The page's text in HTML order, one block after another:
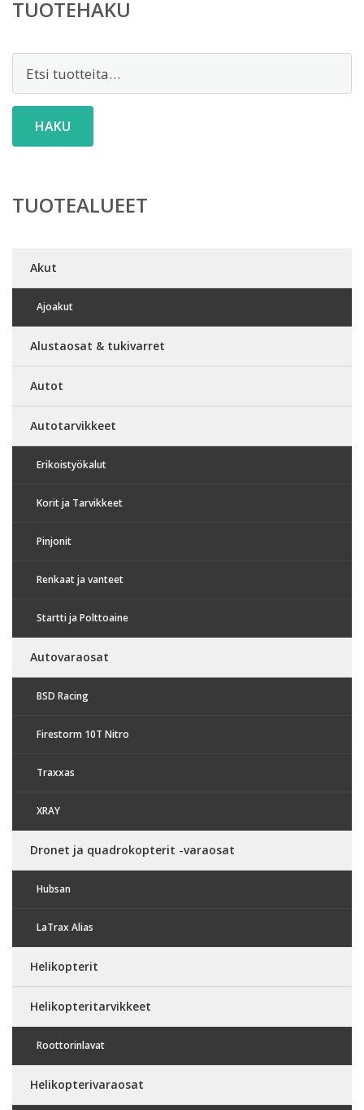
TUOTEHAKU
HAKU
TUOTEALUEET
Akut
Ajoakut
Alustaosat & tukivarret
Autot
Autotarvikkeet
Erikoistyökalut
Korit ja Tarvikkeet
Pinjonit
Renkaat ja vanteet
Startti ja Polttoaine
Autovaraosat
BSD Racing
Firestorm 10T Nitro
Traxxas
XRAY
Dronet ja quadrokopterit -varaosat
Hubsan
LaTrax Alias
Helikopterit
Helikopteritarvikkeet
Roottorinlavat
Helikopterivaraosat